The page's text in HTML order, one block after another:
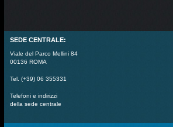
SEDE CENTRALE:
Viale del Parco Mellini 84
00136 ROMA
Tel. (+39) 06 355331
Telefoni e indirizzi
della sede centrale